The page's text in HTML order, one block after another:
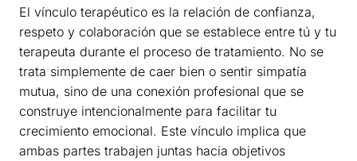
El vínculo terapéutico es la relación de confianza,
respeto y colaboración que se establece entre tú y tu
terapeuta durante el proceso de tratamiento. No se
trata simplemente de caer bien o sentir simpatía
mutua, sino de una conexión profesional que se
construye intencionalmente para facilitar tu
crecimiento emocional. Este vínculo implica que
ambas partes trabajen juntas hacia objetivos